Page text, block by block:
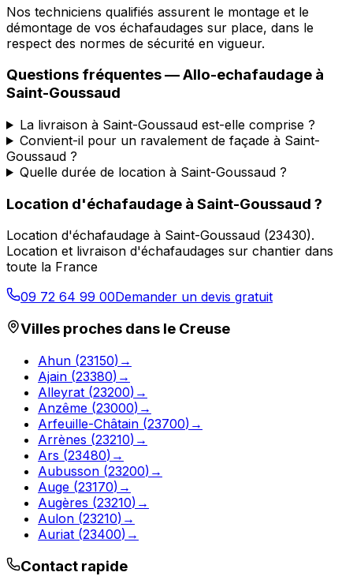
Nos techniciens qualifiés assurent le montage et le
démontage de vos échafaudages sur place, dans le
respect des normes de sécurité en vigueur.
Questions fréquentes —Allo-echafaudage à
Saint-Goussaud
La livraison à Saint-Goussaud est-elle comprise ?
Convient-il pour un ravalement de façade à Saint-
Goussaud ?
Quelle durée de location à Saint-Goussaud ?
Location d'échafaudage à Saint-Goussaud ?
Location d'échafaudage à Saint-Goussaud (23430).
Location et livraison d'échafaudages sur chantier dans
toute la France
09 72 64 99 00Demander un devis gratuit
Villes proches dans le Creuse
Ahun (23150) →
Ajain (23380) →
Alleyrat (23200) →
Anzême (23000) →
Arfeuille-Châtain (23700) →
Arrènes (23210) →
Ars (23480) →
Aubusson (23200) →
Auge (23170) →
Augères (23210) →
Aulon (23210) →
Auriat (23400) →
Contact rapide